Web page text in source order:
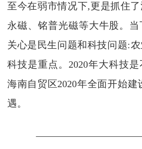
至今在弱市情况下,更是抓住
永磁、铭普光磁等大牛股。
关心是民生问题和科技问题:
科技是重点。2020年大科技
海南自贸区2020年全面开始建
遇。
————————————